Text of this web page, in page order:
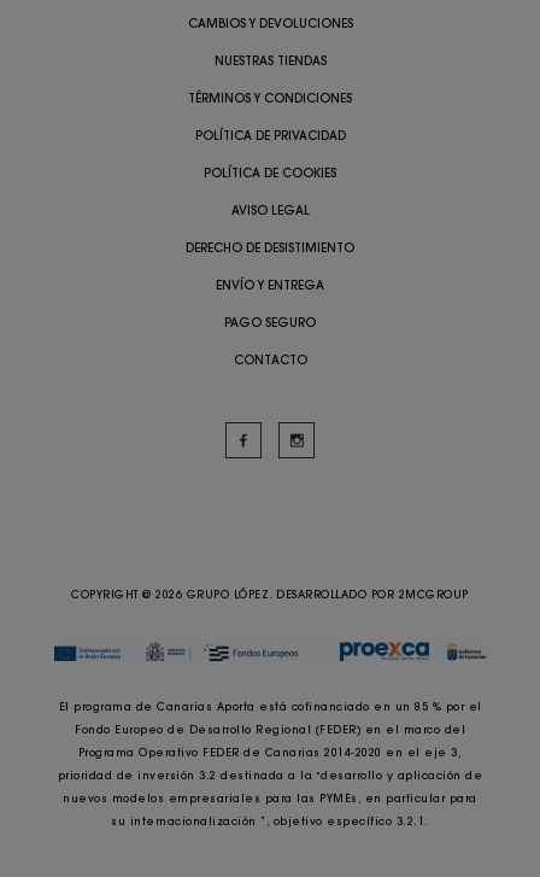
CAMBIOS Y DEVOLUCIONES
NUESTRAS TIENDAS
TÉRMINOS Y CONDICIONES
POLÍTICA DE PRIVACIDAD
POLÍTICA DE COOKIES
AVISO LEGAL
DERECHO DE DESISTIMIENTO
ENVÍO Y ENTREGA
PAGO SEGURO
CONTACTO
COPYRIGHT @ 2026 GRUPO LÓPEZ. DESARROLLADO POR 2MCGROUP
El programa de Canarias Aporta está cofinanciado en un 85 % por el
Fondo Europeo de Desarrollo Regional (FEDER) en el marco del
Programa Operativo FEDER de Canarias 2014-2020 en el eje 3,
prioridad de inversión 3.2 destinada a la “desarrollo y aplicación de
nuevos modelos empresariales para las PYMEs, en particular para
su internacionalización ”, objetivo específico 3.2.1.